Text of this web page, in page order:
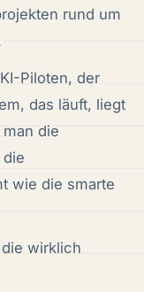
rund um
Piloten, der
das läuft, liegt
die
wie die smarte
wirklich